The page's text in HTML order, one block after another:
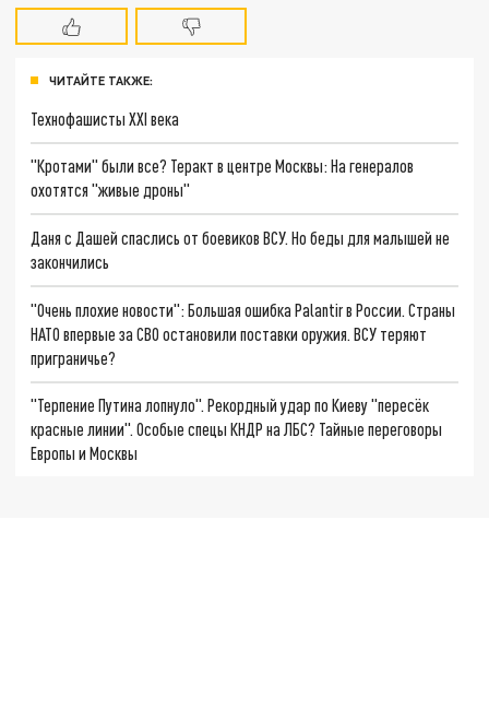
ЧИТАЙТЕ ТАКЖЕ:
Технофашисты XXI века
"Кротами" были все? Теракт в центре Москвы: На генералов
охотятся "живые дроны"
Даня с Дашей спаслись от боевиков ВСУ. Но беды для малышей не
закончились
"Очень плохие новости": Большая ошибка Palantir в России. Страны
НАТО впервые за СВО остановили поставки оружия. ВСУ теряют
приграничье?
"Терпение Путина лопнуло". Рекордный удар по Киеву "пересёк
красные линии". Особые спецы КНДР на ЛБС? Тайные переговоры
Европы и Москвы